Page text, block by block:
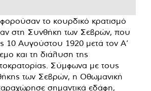
το κουρδικό κρατισμό
στη Συνθήκη των Σεβρών, που
10 Αυγούστου 1920 μετά τον Α’
και τη διάλυση της
Σύμφωνα με τους
των Σεβρών, η Οθωμανική
σημαντικά εδάφη,